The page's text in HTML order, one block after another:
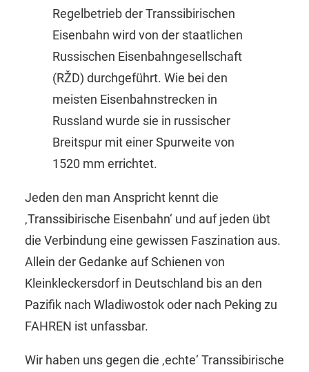
Regelbetrieb der Transsibirischen
Eisenbahn wird von der staatlichen
Russischen Eisenbahngesellschaft
(RŽD) durchgeführt. Wie bei den
meisten Eisenbahnstrecken in
Russland wurde sie in russischer
Breitspur mit einer Spurweite von
1520 mm errichtet.
Jeden den man Anspricht kennt die
‚Transsibirische Eisenbahn‘ und auf jeden übt
die Verbindung eine gewissen Faszination aus.
Allein der Gedanke auf Schienen von
Kleinkleckersdorf in Deutschland bis an den
Pazifik nach Wladiwostok oder nach Peking zu
FAHREN ist unfassbar.
Wir haben uns gegen die ‚echte‘ Transsibirische